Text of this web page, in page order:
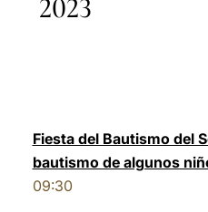
2023
Fiesta del Bautismo del
bautismo de algunos
09:30